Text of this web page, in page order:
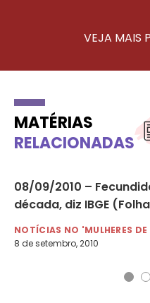
VEJA MAIS
MATÉRIAS
RELACIONADAS
08/09/2010 –
década, diz IBGE
NOTÍCIAS NO 'MULHERES
8 de setembro, 2010